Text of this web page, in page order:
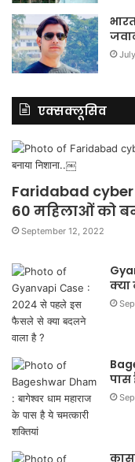
एक्सक्लूसिव
Faridabad cyber
60 महिलाओं को
September 12, 2022
क्या
पास